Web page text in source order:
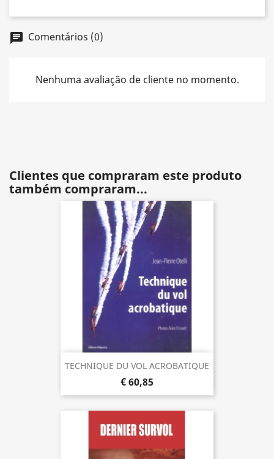
chat Comentários (0)
Nenhuma avaliação de cliente no momento.
Clientes que compraram este produto
também compraram...
TECHNIQUE DU VOL ACROBATIQUE
€ 60,85